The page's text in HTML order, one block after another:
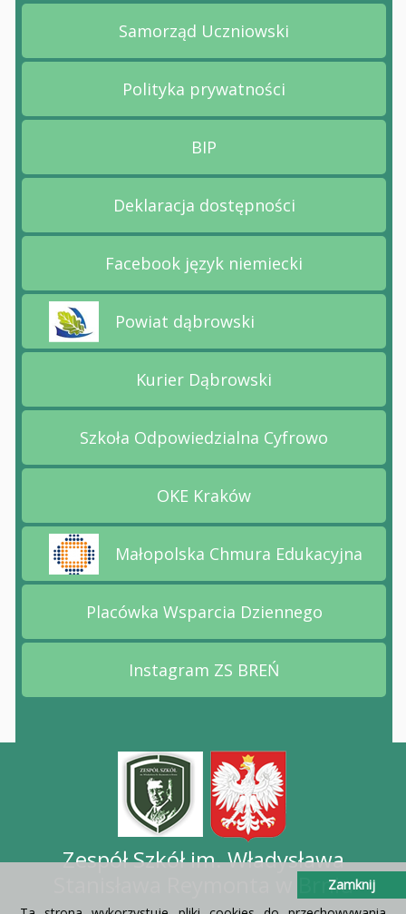
Przejdź na stronę
Samorząd Uczniowski
Przejdź na stronę
Polityka prywatności
Przejdź na stronę BIP
BIP
Przejdź na stronę
Deklaracja dostępności
Przejdź na stronę
Facebook język niemiecki
Przejdź na stronę Powiat dąbrowski
Powiat dąbrowski
Przejdź na stronę Kurier
Kurier Dąbrowski
Przejdź na stronę Szkoła
Szkoła Odpowiedzialna Cyfrowo
Przejdź na stronę OKE
OKE Kraków
Przejdź na stronę Małopolska Chmura
Małopolska Chmura Edukacyjna
Przejdź na stronę
Placówka Wsparcia Dziennego
Przejdź na stronę
Instagram ZS BREŃ
Zespół Szkół im. Władysława
Stanisława Reymonta w BrniuZamknij